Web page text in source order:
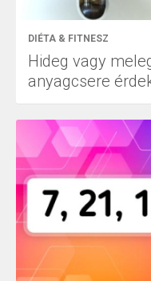
DIÉTA & FITNESZ
Hideg vagy
anyagcsere